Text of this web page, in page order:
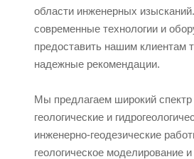
области инженерных
современные технологии и
предоставить нашим клиентам
надежные рекомендации.
Мы предлагаем широкий спектр
геологические и
инженерно-геодезические
геологическое моделирование